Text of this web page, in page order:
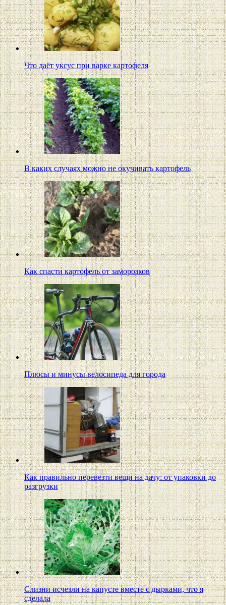
Что даёт уксус при варке картофеля
В каких случаях можно не окучивать картофель
Как спасти картофель от заморозков
Плюсы и минусы велосипеда для города
Как правильно перевезти вещи на дачу: от упаковки до
разгрузки
Слизни исчезли на капусте вместе с дырками, что я
сделала